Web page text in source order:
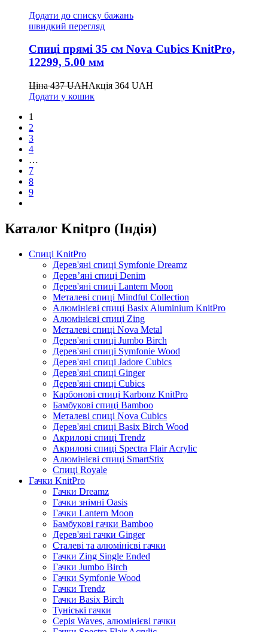
Додати до списку бажань
швидкий перегляд
Спиці прямі 35 см Nova Cubics KnitPro,
12299, 5.00 мм
Ціна437UAHАкція 364 UAH
Додати у кошик
1
2
3
4
…
7
8
9
Каталог Knitpro (Індія)
Спиці KnitPro
Дерев'яні спиці Symfonie Dreamz
Дерев’яні спиці Denim
Дерев'яні спиці Lantern Moon
Металеві спиці Mindful Collection
Алюмінієві спиці Basix Aluminium KnitPro
Алюмінієві спиці Zing
Металеві спиці Nova Metal
Дерев'яні спиці Jumbo Birch
Дерев'яні спиці Symfonie Wood
Дерев'яні спиці Jadore Cubics
Дерев'яні спиці Ginger
Дерев'яні спиці Cubics
Карбонові спиці Karbonz KnitPro
Бамбукові спиці Bamboo
Металеві спиці Nova Cubics
Дерев'яні спиці Basix Birch Wood
Акрилові спиці Trendz
Акрилові спиці Spectra Flair Acrylic
Алюмінієві спиці SmartStix
Спиці Royale
Гачки KnitPro
Гачки Dreamz
Гачки знімні Oasis
Гачки Lantern Moon
Бамбукові гачки Bamboo
Дерев'яні гачки Ginger
Сталеві та алюмінієві гачки
Гачки Zing Single Ended
Гачки Jumbo Birch
Гачки Symfonie Wood
Гачки Trendz
Гачки Basix Birch
Туніські гачки
Серія Waves, алюмінієві гачки